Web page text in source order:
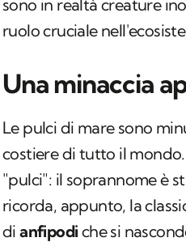
sono in realtà creature
ruolo cruciale
Una minaccia
Le pulci di mare sono
costiere di tutto il
"pulci": il soprannome è
ricorda, appunto, la
dianfipodi che si